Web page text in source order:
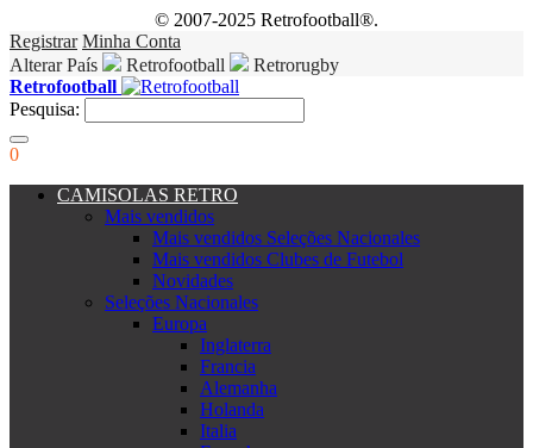
© 2007-2025 Retrofootball®.
Registrar Minha Conta
Alterar País
Retrofootball
Retrorugby
Retrofootball
Pesquisa:
0
CAMISOLAS RETRO
Mais vendidos
Mais vendidos Seleções Nacionales
Mais vendidos Clubes de Futebol
Novidades
Seleções Nacionales
Europa
Inglaterra
Francia
Alemanha
Holanda
Italia